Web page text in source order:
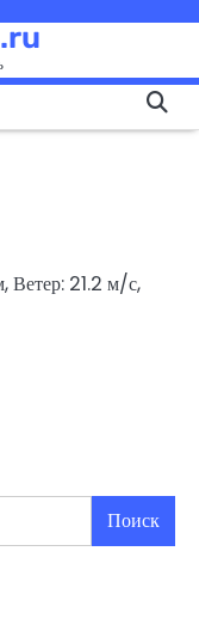
Ветер: 21.2 м/с,
Поиск